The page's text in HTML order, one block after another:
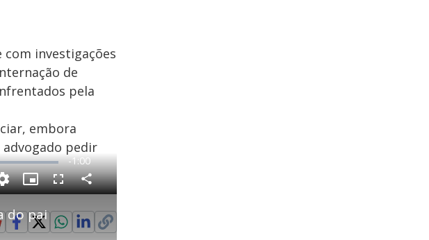
investigações
de
pela
embora
pedir
do pai
R
e
m
a
i
-1:00
P
t
u
r
e
F
l
s
c
r
C
o
p
a
r
t